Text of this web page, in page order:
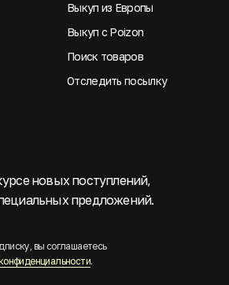
новых поступлений,
предложений.
вы соглашаетесь
.
Выкуп из Европы
Выкуп с Poizon
Поиск товаров
Отследить посылку